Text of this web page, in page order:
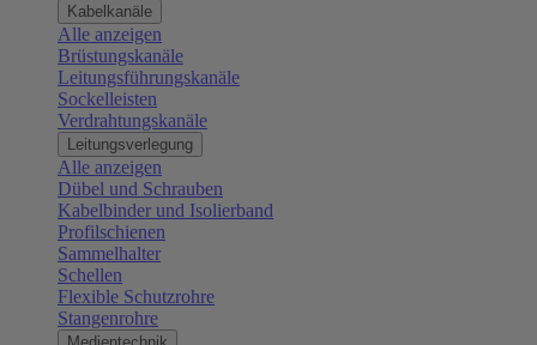
Kabelkanäle
Alle anzeigen
Brüstungskanäle
Leitungsführungskanäle
Sockelleisten
Verdrahtungskanäle
Leitungsverlegung
Alle anzeigen
Dübel und Schrauben
Kabelbinder und Isolierband
Profilschienen
Sammelhalter
Schellen
Flexible Schutzrohre
Stangenrohre